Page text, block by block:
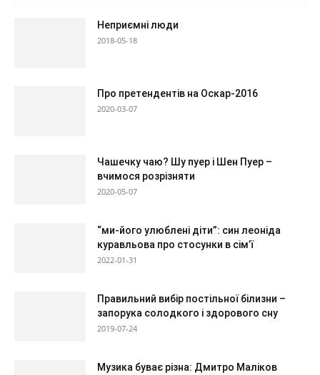
Неприємні люди
2018-05-18
Про претендентів на Оскар-2016
2020-03-07
Чашечку чаю? Шу пуер і Шен Пуер –
вчимося розрізняти
2020-05-07
“ми-його улюблені діти”: син леоніда
куравльова про стосунки в сім’ї
2022-01-31
Правильний вибір постільної білизни –
запорука солодкого і здорового сну
2019-07-24
Музика буває різна: Дмитро Маліков